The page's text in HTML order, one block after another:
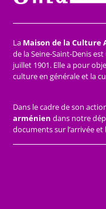
La Maison de la Culture
de la Seine-Saint-Denis
juillet 1901. Elle a pour
culture en générale et la
Dans le cadre de son
arménien dans notre
documents sur l’arrivée